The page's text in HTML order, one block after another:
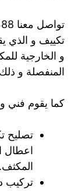
تكييف و الذي
و الخارجية
المنفصلة و
كما يقوم فني
تصليح
اعطال
المكثف.
تركيب